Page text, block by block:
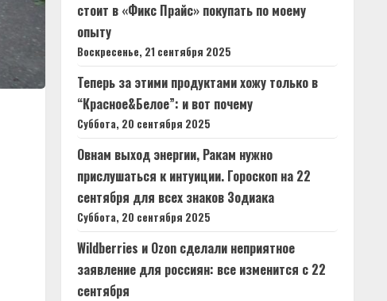
стоит в «Фикс Прайс» покупать по моему
опыту
Воскресенье, 21 сентября 2025
Теперь за этими продуктами хожу только в
“Красное&Белое”: и вот почему
Суббота, 20 сентября 2025
Овнам выход энергии, Ракам нужно
прислушаться к интуиции. Гороскоп на 22
сентября для всех знаков Зодиака
Суббота, 20 сентября 2025
Wildberries и Ozon сделали неприятное
заявление для россиян: все изменится с 22
сентября